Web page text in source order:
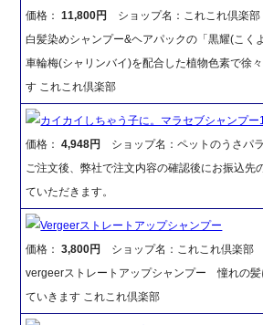
価格：11,800円
ショップ名：これこれ倶楽部
白髪染めシャンプー&ヘアパックの「黒耀(こく
車輪梅(シャリンバイ)を配合した植物色素で徐
す これこれ倶楽部
カイカイしちゃう子に。マラセブシャンプ
価格：4,948円
ショップ名：ペットのうさパラ
ご注文後、弊社で注文内容の確認後にお振込先
ていただきます。
Vergeerストレートアップシャンプー
価格：3,800円
ショップ名：これこれ倶楽部
vergeerストレートアップシャンプー 憧れの
ていきます これこれ倶楽部